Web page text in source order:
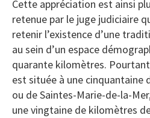
Cette appréciation est ainsi
retenue par le juge judiciaire
retenir l’existence d’une
au sein d’un espace
quarante kilomètres.
est située à une cinquantaine
ou de Saintes-Marie-de-la-
une vingtaine de kilomètres